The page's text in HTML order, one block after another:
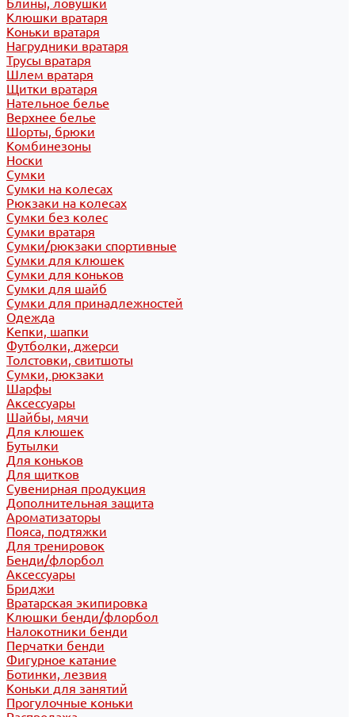
Блины, ловушки
Клюшки вратаря
Коньки вратаря
Нагрудники вратаря
Трусы вратаря
Шлем вратаря
Щитки вратаря
Нательное белье
Верхнее белье
Шорты, брюки
Комбинезоны
Носки
Сумки
Сумки на колесах
Рюкзаки на колесах
Сумки без колес
Сумки вратаря
Сумки/рюкзаки спортивные
Сумки для клюшек
Сумки для коньков
Сумки для шайб
Сумки для принадлежностей
Одежда
Кепки, шапки
Футболки, джерси
Толстовки, свитшоты
Сумки, рюкзаки
Шарфы
Аксессуары
Шайбы, мячи
Для клюшек
Бутылки
Для коньков
Для щитков
Сувенирная продукция
Дополнительная защита
Ароматизаторы
Пояса, подтяжки
Для тренировок
Бенди/флорбол
Аксессуары
Бриджи
Вратарская экипировка
Клюшки бенди/флорбол
Налокотники бенди
Перчатки бенди
Фигурное катание
Ботинки, лезвия
Коньки для занятий
Прогулочные коньки